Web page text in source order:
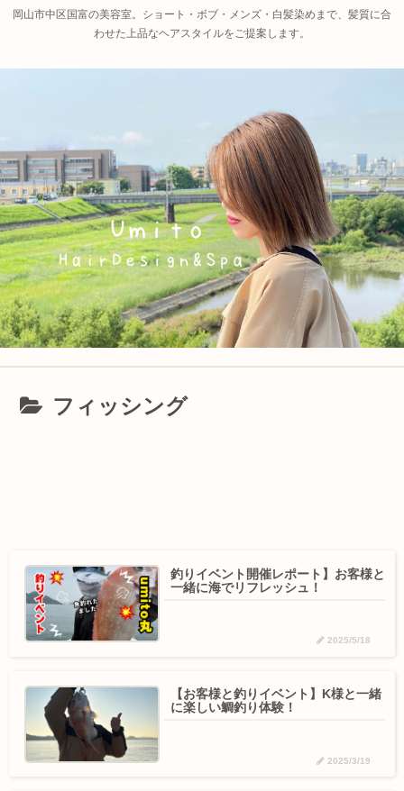
岡山市中区国富の美容室。ショート・ボブ・メンズ・白髪染めまで、髪質に合
わせた上品なヘアスタイルをご提案します。
フィッシング
釣りイベント開催レポート】お客様と
一緒に海でリフレッシュ！
2025/5/18
【お客様と釣りイベント】K様と一緒
に楽しい鯛釣り体験！
2025/3/19